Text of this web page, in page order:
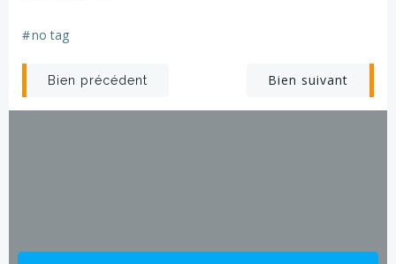
#no tag
Post
navigation
Bien précédent
navigation
Bien suivant